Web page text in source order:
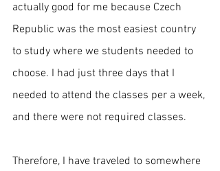
actually good for me because Czech
Republic was the most easiest country
to study where we students needed to
choose. I had just three days that I
needed to attend the classes per a week,
and there were not required classes.
Therefore, I have traveled to somewhere